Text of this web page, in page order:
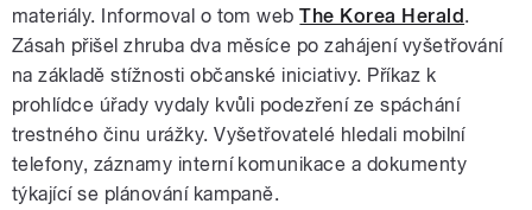
materiály. Informoval o tom webThe Korea Herald .
Zásah přišel zhruba dva měsíce po zahájení vyšetřování
na základě stížnosti občanské iniciativy. Příkaz k
prohlídce úřady vydaly kvůli podezření ze spáchání
trestného činu urážky. Vyšetřovatelé hledali mobilní
telefony, záznamy interní komunikace a dokumenty
týkající se plánování kampaně.